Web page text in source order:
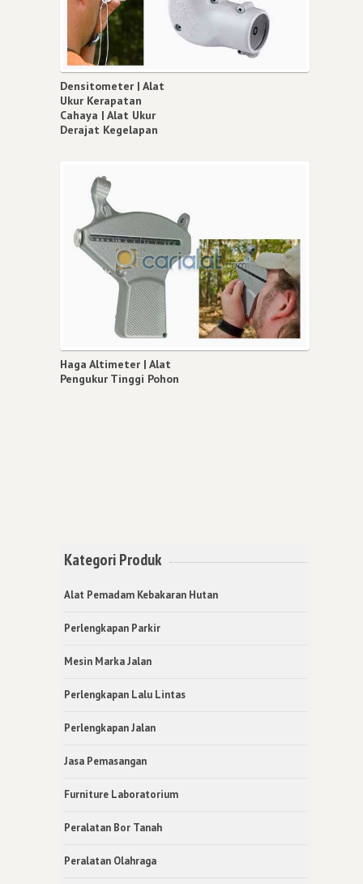
Densitometer | Alat
Ukur Kerapatan
Cahaya | Alat Ukur
Derajat Kegelapan
Haga Altimeter | Alat
Pengukur Tinggi Pohon
Kategori Produk
Alat Pemadam Kebakaran Hutan
Perlengkapan Parkir
Mesin Marka Jalan
Perlengkapan Lalu Lintas
Perlengkapan Jalan
Jasa Pemasangan
Furniture Laboratorium
Peralatan Bor Tanah
Peralatan Olahraga